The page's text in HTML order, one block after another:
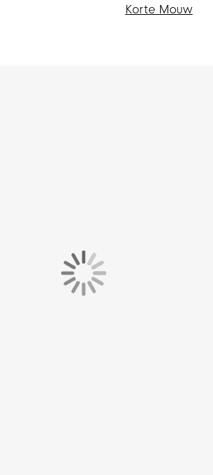
Korte Mouw